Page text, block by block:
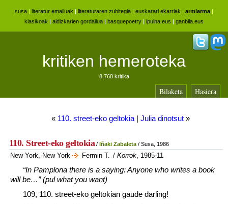
susa | literatur emailuak | literaturaren zubitegia | euskarari ekarriak | armiarma |
klasikoak | aldizkarien gordailua | basquepoetry | ipuina.eus | ganbila.eus
kritiken hemeroteka
8.768 kritika
Bilaketa Hasiera
« 110. street-eko geltokia| Julia dinotsut»
110. Street-eko geltokia/ Iñaki Zabaleta/ Susa, 1986
New York, New York Fermin T. / Korrok, 1985-11
“In Pamplona there is a saying: Anyone who writes a book
will be…” (pul what you want)
109, 110. street-eko geltokian gaude darling!